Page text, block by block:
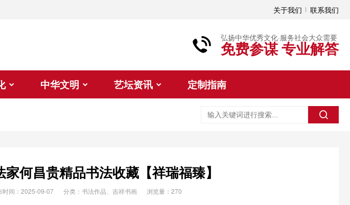
关于我们 联系我们
弘扬中华优秀文化·服务社会大众需要
免费参谋 专业解答
中华文明 艺坛资讯 定制指南
家何昌贵精品书法收藏【祥瑞福臻】
时间：2025-09-07 分类： 书法作品 吉祥书画 浏览量：270